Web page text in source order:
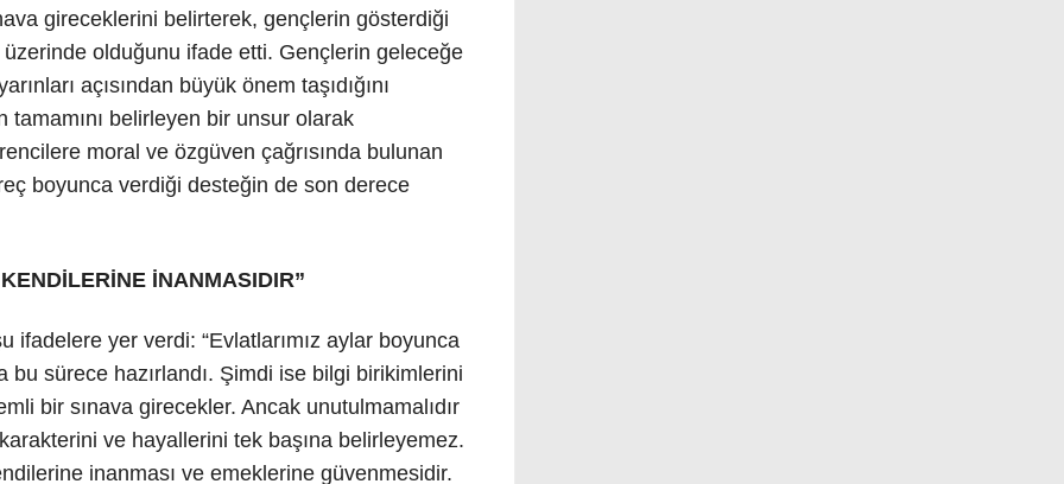
gireceklerini belirterek, gençlerin gösterdiği
üzerinde olduğunu ifade etti. Gençlerin geleceğe
açısından büyük önem taşıdığını
tamamını belirleyen bir unsur olarak
moral ve özgüven çağrısında bulunan
boyunca verdiği desteğin de son derece
İNANMASIDIR”
ifadelere yer verdi: “Evlatlarımız aylar boyunca
bu sürece hazırlandı. Şimdi ise bilgi birikimlerini
bir sınava girecekler. Ancak unutulmamalıdır
ve hayallerini tek başına belirleyemez.
inanması ve emeklerine güvenmesidir.